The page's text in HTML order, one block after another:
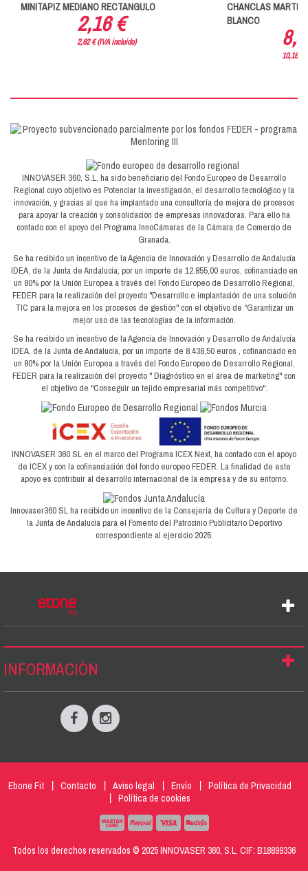
MINITAPIZ MEDIANO RECTANGULO
2,16 €
2,62 € (IVA incluido)
CHANCLAS MARTIN
BLANCO
10,16 €
INNOVASER 360, S.L. ha sido beneficiario del Fondo Europeo de Desarrollo
Regional cuyo objetivo es Potenciar la investigación, el desarrollo tecnológico y la
innovación, y gracias al que ha implantado una consultoría de mejora de procesos
para apoyar la creación y consolidación de empresas innovadoras. Para ello ha
contado con el apoyo del Programa InnoCámaras de la Cámara de Comercio de
Granada.
Se ha recibido un incentivo de la Agencia de Innovación y Desarrollo de Andalucía
IDEA, de la Junta de Andalucía, por un importe de 12.855,00 euros, cofinanciado en
un 80% por la Unión Europea a través del Fondo Europeo de Desarrollo Regional,
FEDER para la realización del proyecto "Desarrollo e implantación de una solución
TIC para la mejora en los procesos de gestión" con el objetivo de “Garantizar un
mejor uso de las tecnologías de la información.
Se ha recibido un incentivo de la Agencia de Innovación y Desarrollo de Andalucía
IDEA, de la Junta de Andalucía, por un importe de 8.438,50 euros , cofinanciado en
un 80% por la Unión Europea a través del Fondo Europeo de Desarrollo Regional,
FEDER para la realización del proyecto " Diagnóstico en el área de marketing" con
el objetivo de "Conseguir un tejido empresarial más competitivo".
INNOVASER 360 SL en el marco del Programa ICEX Next, ha contado con el apoyo
de ICEX y con la cofinanciación del fondo europeo FEDER. La finalidad de este
apoyo es contribuir al desarrollo internacional de la empresa y de su entorno.
Innovaser360 SL ha recibido un incentivo de la Consejería de Cultura y Deporte de
la Junta de Andalucía para el Fomento del Patrocinio Publicitario Deportivo
correspondiente al ejercicio 2025.
INFORMACIÓN
Ebone Fit Contacto Aviso legal Envío
Política de Privacidad
Política de cookies
Todos los derechos reservados © 2025 INNOVASER 360, S.L. CIF: B18899336